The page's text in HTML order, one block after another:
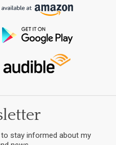
stay informed about my